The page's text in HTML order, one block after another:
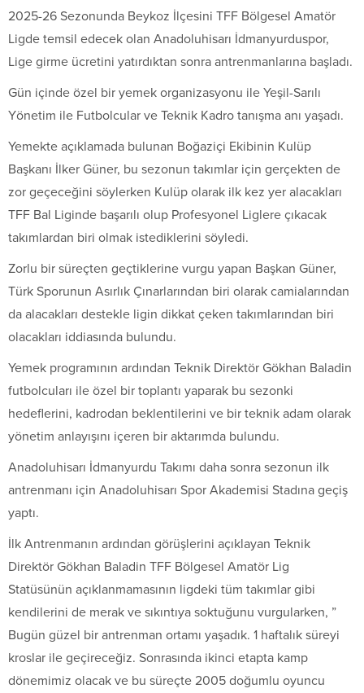
2025-26 Sezonunda Beykoz İlçesini TFF Bölgesel Amatör
Ligde temsil edecek olan Anadoluhisarı İdmanyurduspor,
Lige girme ücretini yatırdıktan sonra antrenmanlarına başladı.
Gün içinde özel bir yemek organizasyonu ile Yeşil-Sarılı
Yönetim ile Futbolcular ve Teknik Kadro tanışma anı yaşadı.
Yemekte açıklamada bulunan Boğaziçi Ekibinin Kulüp
Başkanı İlker Güner, bu sezonun takımlar için gerçekten de
zor geçeceğini söylerken Kulüp olarak ilk kez yer alacakları
TFF Bal Liginde başarılı olup Profesyonel Liglere çıkacak
takımlardan biri olmak istediklerini söyledi.
Zorlu bir süreçten geçtiklerine vurgu yapan Başkan Güner,
Türk Sporunun Asırlık Çınarlarından biri olarak camialarından
da alacakları destekle ligin dikkat çeken takımlarından biri
olacakları iddiasında bulundu.
Yemek programının ardından Teknik Direktör Gökhan Baladin
futbolcuları ile özel bir toplantı yaparak bu sezonki
hedeflerini, kadrodan beklentilerini ve bir teknik adam olarak
yönetim anlayışını içeren bir aktarımda bulundu.
Anadoluhisarı İdmanyurdu Takımı daha sonra sezonun ilk
antrenmanı için Anadoluhisarı Spor Akademisi Stadına geçiş
yaptı.
İlk Antrenmanın ardından görüşlerini açıklayan Teknik
Direktör Gökhan Baladin TFF Bölgesel Amatör Lig
Statüsünün açıklanmamasının ligdeki tüm takımlar gibi
kendilerini de merak ve sıkıntıya soktuğunu vurgularken, ”
Bugün güzel bir antrenman ortamı yaşadık. 1 haftalık süreyi
kroslar ile geçireceğiz. Sonrasında ikinci etapta kamp
dönemimiz olacak ve bu süreçte 2005 doğumlu oyuncu